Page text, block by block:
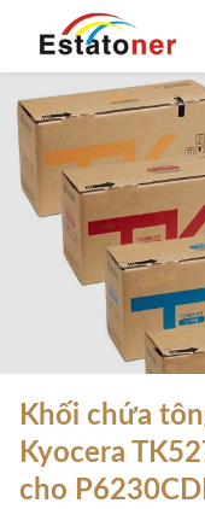
Khối chứa
Kyocera
cho